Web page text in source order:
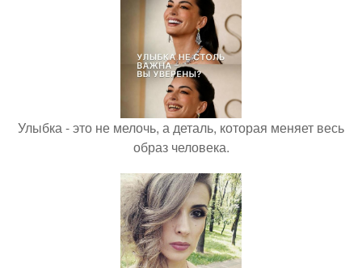
Улыбка - это не мелочь, а деталь, которая меняет весь
образ человека.